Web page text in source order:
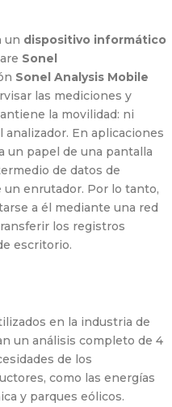
un dispositivo informático
Sonel
Sonel Analysis Mobile
las mediciones y
la movilidad: ni
En aplicaciones
un papel de una pantalla
de datos de
enrutador. Por lo tanto,
a él mediante una red
los registros
escritorio.
en la industria de
un análisis completo de 4
de los
como las energías
y parques eólicos.